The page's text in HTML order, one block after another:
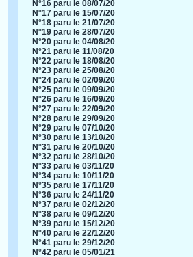
N°16 paru le 08/07/20
N°17 paru le 15/07/20
N°18 paru le 21/07/20
N°19 paru le 28/07/20
N°20 paru le 04/08/20
N°21 paru le 11/08/20
N°22 paru le 18/08/20
N°23 paru le 25/08/20
N°24 paru le 02/09/20
N°25 paru le 09/09/20
N°26 paru le 16/09/20
N°27 paru le 22/09/20
N°28 paru le 29/09/20
N°29 paru le 07/10/20
N°30 paru le 13/10/20
N°31 paru le 20/10/20
N°32 paru le 28/10/20
N°33 paru le 03/11/20
N°34 paru le 10/11/20
N°35 paru le 17/11/20
N°36 paru le 24/11/20
N°37 paru le 02/12/20
N°38 paru le 09/12/20
N°39 paru le 15/12/20
N°40 paru le 22/12/20
N°41 paru le 29/12/20
N°42 paru le 05/01/21